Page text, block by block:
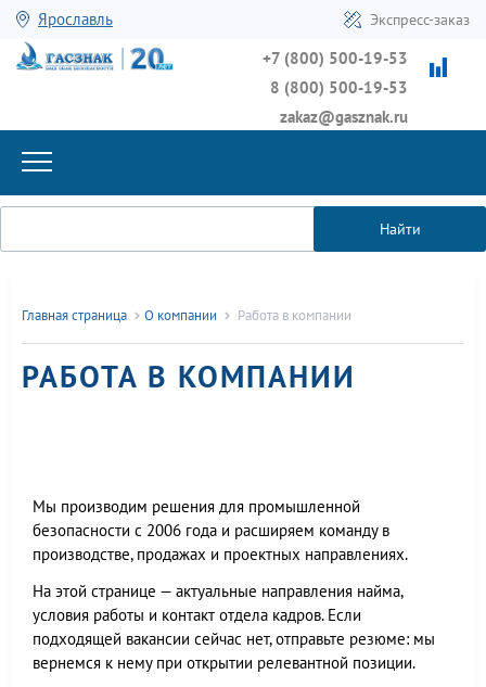
Ярославль Экспресс-заказ
+7 (800) 500-19-53
8 (800) 500-19-53
zakaz@gasznak.ru
Найти
Главная страница О компании Работа в компании
РАБОТА В КОМПАНИИ
Мы производим решения для промышленной
безопасности с 2006 года и расширяем команду в
производстве, продажах и проектных направлениях.
На этой странице — актуальные направления найма,
условия работы и контакт отдела кадров. Если
подходящей вакансии сейчас нет, отправьте резюме: мы
вернемся к нему при открытии релевантной позиции.